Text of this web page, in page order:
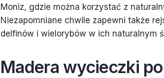
Moniz, gdzie można korzystać z
Niezapomniane chwile zapewni także
delfinów i wielorybów w ich naturalnym
Madera wycieczki